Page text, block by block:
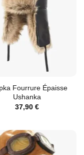
Fourrure Épaisse
Ushanka
37,90 €